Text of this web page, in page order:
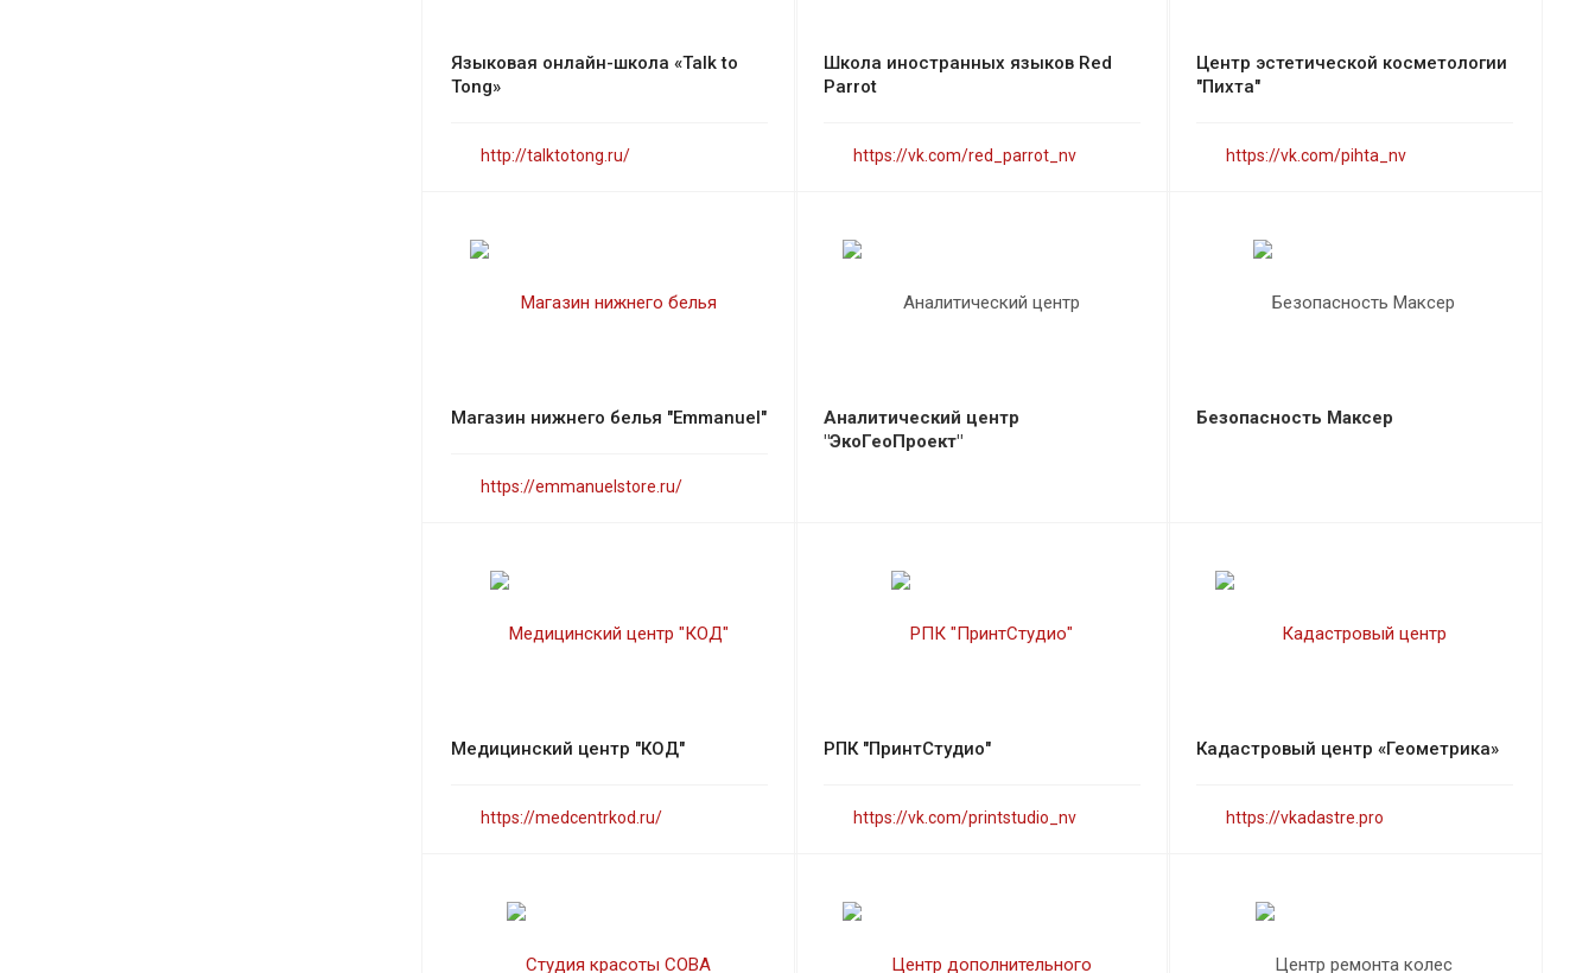
Языковая онлайн-школа «Talk to
Tong»
http://talktotong.ru/
Школа иностранных языков Red
Parrot
https://vk.com/red_parrot_nv
Центр эстетической косметологии
"Пихта"
https://vk.com/pihta_nv
Магазин нижнего белья "Emmanuel"
https://emmanuelstore.ru/
Аналитический центр
"ЭкоГеоПроект"
Безопасность Максер
Медицинский центр "КОД"
https://medcentrkod.ru/
РПК "ПринтСтудио"
https://vk.com/printstudio_nv
Кадастровый центр «Геометрика»
https://vkadastre.pro